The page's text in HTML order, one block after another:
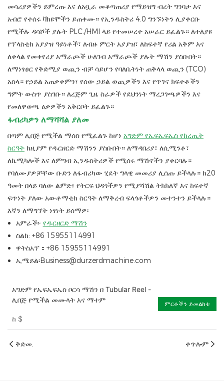
መሳሪያዎችን ይምረጡ እና ለአቧራ መቆጣጠሪያ የማይዝግ ብረት ግንባታ እና
አብሮ የተሰሩ ቫክዩሞችን ይጠቀሙ። የኢንዱስትሪ 4.0 ግንኙነትን ሊያቀርቡ
የሚችሉ ዳሳሾች ያሉት PLC./HMI ላይ የተመሠረተ አሠራር ይፈልጉ። ለተለያዩ
የፕላስቲክ አያያዝ ዓይነቶች፣ ለብዙ ምርት አያያዝ፣ ለከፍተኛ የሪል አቅም እና
ለቀላል የመቀየሪያ አማራጮች ሁለገብ አማራጮች ያሉት ማሽን ያስቡበት።
ለማነፃፀር የቅድሚያ ወጪን ብቻ ሳይሆን የባለቤትነት ጠቅላላ ወጪን (TCO)
አስላ። የኃይል አጠቃቀምን፣ የሰው ኃይል ወጪዎችን እና የጥገና ክፍተቶችን
ግምት ውስጥ ያስገቡ። ለረጅም ጊዜ ስራዎች የደህንነት ማረጋገጫዎችን እና
የመለዋወጫ ዕቃዎችን አቅርቦት ይፈልጉ።
ፋብሪካዎን ለማሻሻል ያለመ
በጣም ሊበጅ የሚችል ማሰስ የሚፈልጉ ከሆነ አግድም የኤፍኤፍኤስ የከረጢት
ስርዓት ከዚያም የዱርዘርድ ማሽንን ያስቡበት። ለማዳበሪያ፣ ለሲሚንቶ፣
ለኬሚካሎች እና ለምግብ ኢንዱስትሪዎች የሚሰሩ ማሽኖችን ያቀርባሉ።
የባለሙያዎቻቸው ቡድን ለፋብሪካው ሂደት ግላዊ መመሪያ ሊሰጡ ይችላሉ። ከ20
ዓመት በላይ ባለው ልምድ፣ የትርፍ ህዳጎችዎን የሚያሻሽል ትክክለኛ እና ከፍተኛ
ፍጥነት ያለው አውቶማቲክ ስርዓት ለማቅረብ ፍላጎቶችዎን መተንተን ይችላሉ።
እኛን ለማግኘት ነፃነት ይሰማዎ፡
አምራች፦ የዱርዘርድ ማሽን
ስልክ: +86 15955114991
ዋትስአፕ：+86 15955114991
ኢሜይል፡Business@durzerdmachine.com
አግድም የኤፍኤፍኤስ ቦርሳ ማሽን በ Tubular Reel -
ሊበጅ የሚችል መሙላት እና ማተም
ከ $
ምርቶችን ይመልከቱ
ቅድመ. ቀጥሎም